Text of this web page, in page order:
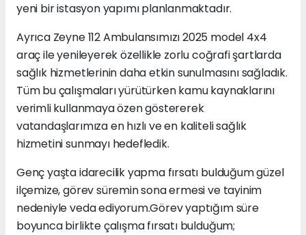
yeni bir istasyon yapımı planlanmaktadır.
Ayrıca Zeyne 112 Ambulansımızı 2025 model 4x4
araç ile yenileyerek özellikle zorlu coğrafi şartlarda
sağlık hizmetlerinin daha etkin sunulmasını sağladık.
Tüm bu çalışmaları yürütürken kamu kaynaklarını
verimli kullanmaya özen göstererek
vatandaşlarımıza en hızlı ve en kaliteli sağlık
hizmetini sunmayı hedefledik.
Genç yaşta idarecilik yapma fırsatı bulduğum güzel
ilçemize, görev süremin sona ermesi ve tayinim
nedeniyle veda ediyorum.Görev yaptığım süre
boyunca birlikte çalışma fırsatı bulduğum;